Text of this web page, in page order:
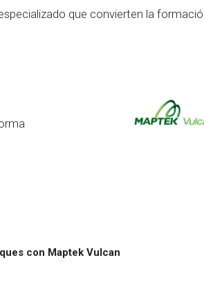
que convierten la
con Maptek Vulcan